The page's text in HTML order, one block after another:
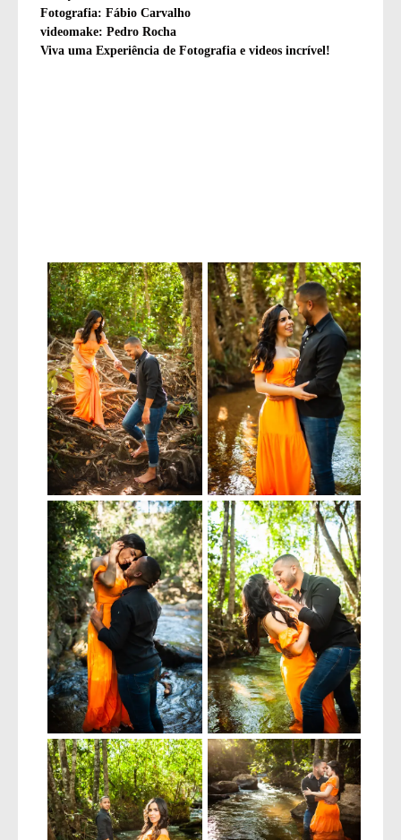
Fotografia: Fábio Carvalho
videomake: Pedro Rocha
Viva uma Experiência de Fotografia e videos incrível!